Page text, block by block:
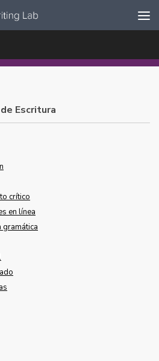
Escritura
crítico
en línea
gramática